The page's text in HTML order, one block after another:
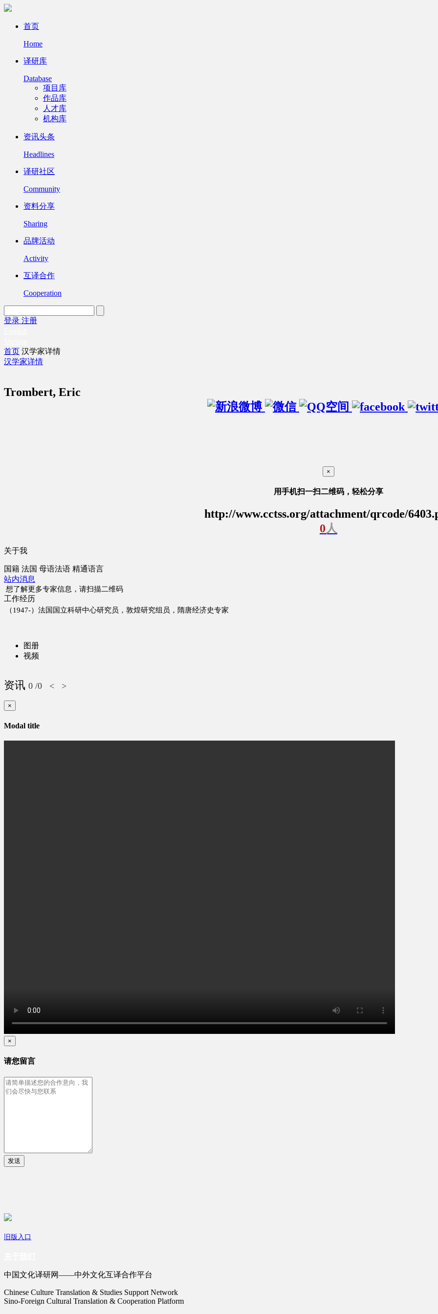
首页
Home
译研库
Database
项目库
作品库
人才库
机构库
资讯头条
Headlines
译研社区
Community
资料分享
Sharing
品牌活动
Activity
互译合作
Cooperation
登录 注册
首页 汉学家详情
汉学家详情
Trombert, Eric
×
用手机扫一扫二维码，轻松分享
http://www.cctss.org/attachment/qrcode/
0人
关于我
国籍 法国 母语法语 精通语言
站内消息
想了解更多专家信息，请扫描二维码
工作经历
（1947-）法国国立科研中心研究员，敦煌研究组员，隋唐经济史专家
图册
视频
资讯 0 /0 < >
×
Modal title
×
请您留言
发送
旧版入口
中国文化译研网——中外文化互译合作平台
Chinese Culture Translation & Studies Support Network
Sino-Foreign Cultural Translation & Cooperation Platform